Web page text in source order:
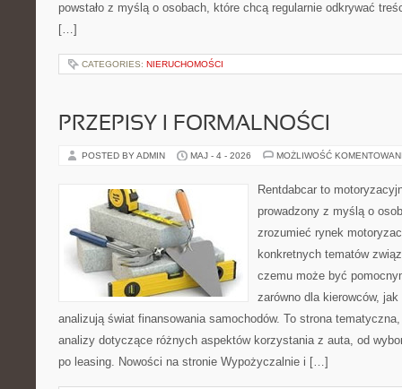
powstało z myślą o osobach, które chcą regularnie odkrywać
[…]
CATEGORIES: NIERUCHOMOŚCI
PRZEPISY I FORMALNOŚCI
POSTED BY ADMIN MAJ - 4 - 2026 MOŻLIWOŚĆ
Rentdabcar to
prowadzony z myślą o
zrozumieć rynek
konkretnych tematów
czemu może być
zarówno dla kierowców,
analizują świat finansowania samochodów. To strona
analizy dotyczące różnych aspektów korzystania z auta, od
po leasing. Nowości na stronie Wypożyczalnie i […]